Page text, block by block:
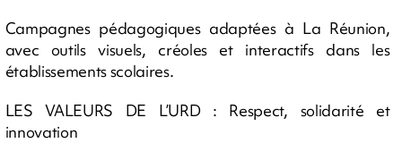
Campagnes pédagogiques adaptées à La Réunion,
avec outils visuels, créoles et interactifs dans les
établissements scolaires.
LES VALEURS DE L’URD : Respect, solidarité et
innovation